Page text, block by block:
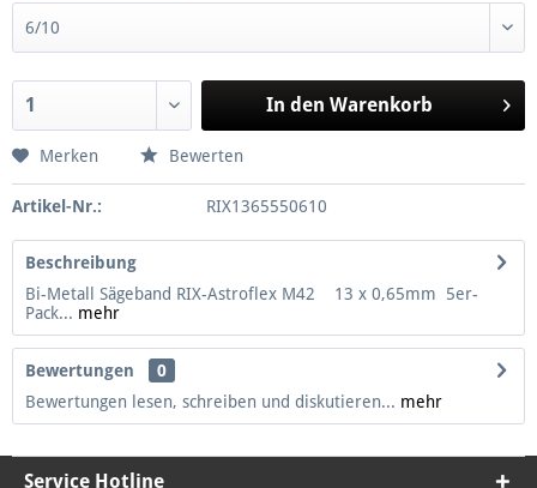
In den Warenkorb
Merken Bewerten
Artikel-Nr.: RIX1365550610
Beschreibung
Bi-Metall Sägeband RIX-Astroflex M42 13 x 0,65mm 5er-
Pack... mehr
Bewertungen
0
Bewertungen lesen, schreiben und diskutieren... mehr
Service Hotline